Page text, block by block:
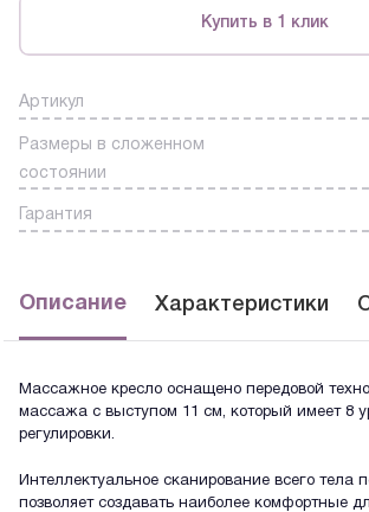
Купить в 1 клик
Артикул
Размеры в сложенном
состоянии
Гарантия
Описание Характеристики
Массажное кресло оснащено передовой
массажа с выступом 11 см, который имеет 8
регулировки.
Интеллектуальное сканирование всего тела
позволяет создавать наиболее комфортные